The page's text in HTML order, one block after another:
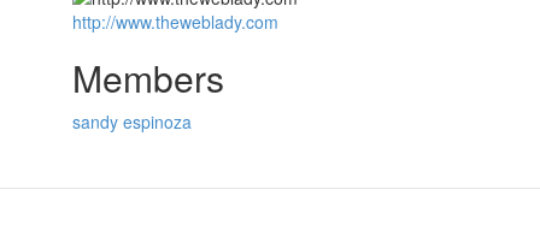
http://www.theweblady.com
Members
sandy espinoza